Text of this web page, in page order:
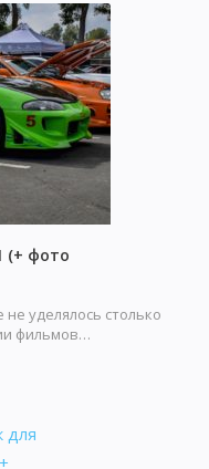
(+ фото
уделялось столько
фильмов…